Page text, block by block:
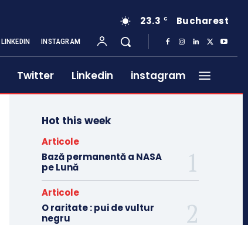
23.3 C Bucharest
LINKEDIN INSTAGRAM
Twitter Linkedin instagram
Hot this week
Articole
Bază permanentă a NASA
pe Lună
Articole
O raritate : pui de vultur
negru